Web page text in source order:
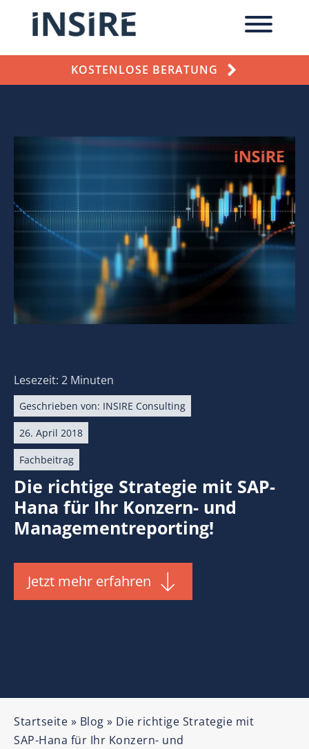
KOSTENLOSE BERATUNG
Lesezeit: 2 Minuten
Geschrieben von: INSIRE Consulting
26. April 2018
Fachbeitrag
Die richtige Strategie mit SAP-
Hana für Ihr Konzern- und
Managementreporting!
Jetzt mehr erfahren
Startseite » Blog » Die richtige Strategie mit
SAP-Hana für Ihr Konzern- und